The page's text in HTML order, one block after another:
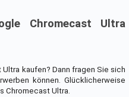
Chromecast Ultra
kaufen? Dann fragen Sie sich
können. Glücklicherweise
Chromecast Ultra.